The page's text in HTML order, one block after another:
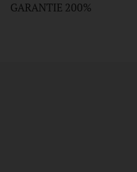
GARANTIE 200%